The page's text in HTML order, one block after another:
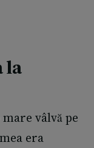
la
vâlvă pe
era